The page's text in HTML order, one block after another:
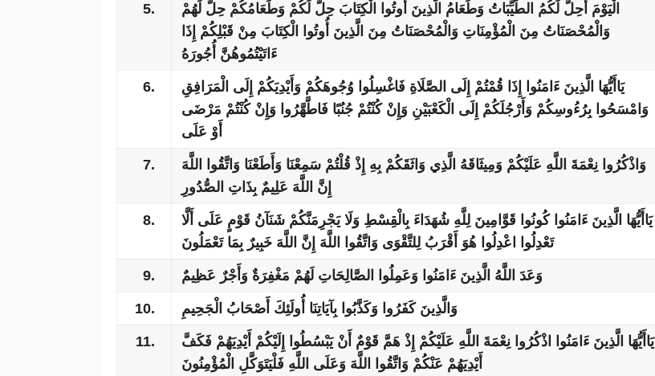
5.
الْيَوْمَ أُحِلَّ لَكُمُ الطَّيِّبَاتُ وَطَعَامُ الَّذِينَ أُوتُوا الْكِتَابَ حِلٌّ لَكُمْ وَطَعَامُكُمْ حِلٌّ لَهُمْ
وَالْمُحْصَنَاتُ مِنَ الْمُؤْمِنَاتِ وَالْمُحْصَنَاتُ مِنَ الَّذِينَ أُوتُوا الْكِتَابَ مِنْ قَبْلِكُمْ إِذَا
ءَاتَيْتُمُوهُنَّ أُجُورَهُ
6.
يَاأَيُّهَا الَّذِينَ ءَامَنُوا إِذَا قُمْتُمْ إِلَى الصَّلَاةِ فَاغْسِلُوا وُجُوهَكُمْ وَأَيْدِيَكُمْ إِلَى الْمَرَافِقِ
وَامْسَحُوا بِرُءُوسِكُمْ وَأَرْجُلَكُمْ إِلَى الْكَعْبَيْنِ وَإِنْ كُنْتُمْ جُنُبًا فَاطَّهَّرُوا وَإِنْ كُنْتُمْ مَرْضَى
أَوْ عَلَى
7.
وَاذْكُرُوا نِعْمَةَ اللَّهِ عَلَيْكُمْ وَمِيثَاقَهُ الَّذِي وَاثَقَكُمْ بِهِ إِذْ قُلْتُمْ سَمِعْنَا وَأَطَعْنَا وَاتَّقُوا اللَّهَ
إِنَّ اللَّهَ عَلِيمٌ بِذَاتِ الصُّدُورِ
8.
يَاأَيُّهَا الَّذِينَ ءَامَنُوا كُونُوا قَوَّامِينَ لِلَّهِ شُهَدَاءَ بِالْقِسْطِ وَلَا يَجْرِمَنَّكُمْ شَنَآنُ قَوْمٍ عَلَى أَلَّا
تَعْدِلُوا اعْدِلُوا هُوَ أَقْرَبُ لِلتَّقْوَى وَاتَّقُوا اللَّهَ إِنَّ اللَّهَ خَبِيرٌ بِمَا تَعْمَلُونَ
9. وَعَدَ اللَّهُ الَّذِينَ ءَامَنُوا وَعَمِلُوا الصَّالِحَاتِ لَهُمْ مَغْفِرَةٌ وَأَجْرٌ عَظِيمٌ
10. وَالَّذِينَ كَفَرُوا وَكَذَّبُوا بِآيَاتِنَا أُولَئِكَ أَصْحَابُ الْجَحِيمِ
11.
يَاأَيُّهَا الَّذِينَ ءَامَنُوا اذْكُرُوا نِعْمَةَ اللَّهِ عَلَيْكُمْ إِذْ هَمَّ قَوْمٌ أَنْ يَبْسُطُوا إِلَيْكُمْ أَيْدِيَهُمْ فَكَفَّ
أَيْدِيَهُمْ عَنْكُمْ وَاتَّقُوا اللَّهَ وَعَلَى اللَّهِ فَلْيَتَوَكَّلِ الْمُؤْمِنُونَ